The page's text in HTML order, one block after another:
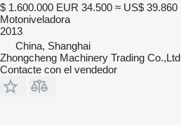
$ 1.600.000 EUR 34.500 ≈ US$ 39.860
Motoniveladora
2013
China, Shanghai
Zhongcheng Machinery Trading Co.,Ltd
Contacte con el vendedor